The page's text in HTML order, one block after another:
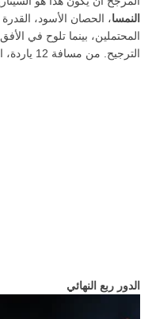
النمسا، الحصان الأسود،
المحتملين، بينما تلوح في
الترجيح. من مسافة 12 ياردة، التاريخ الحديث للإيطاليين يمنحهم الأفضلية.
الدور ربع النهائي